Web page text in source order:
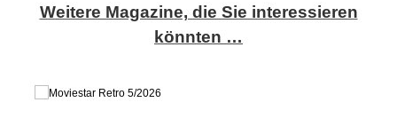
Produktgalerie überspringen
Weitere Magazine, die Sie interessieren
könnten …